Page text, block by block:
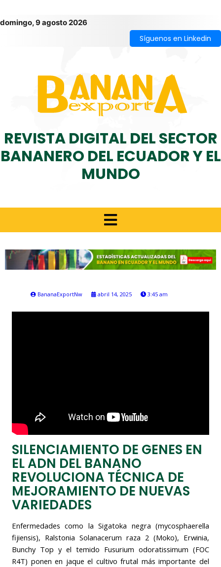
domingo, 9 agosto 2026
Síguenos en Linkedin
REVISTA DIGITAL DEL SECTOR
BANANERO DEL ECUADOR Y EL
MUNDO
BananaExportNw abril 14, 2025 3:45 am
SILENCIAMIENTO DE GENES EN
EL ADN DEL BANANO
REVOLUCIONA TÉCNICA DE
MEJORAMIENTO DE NUEVAS
VARIEDADES
Enfermedades como la Sigatoka negra (mycosphaerella
fijiensis), Ralstonia Solanacerum raza 2 (Moko), Erwinia,
Bunchy Top y el temido Fusurium odoratissimum (FOC
R4T) ponen en jaque el cultivo frutal más importante del